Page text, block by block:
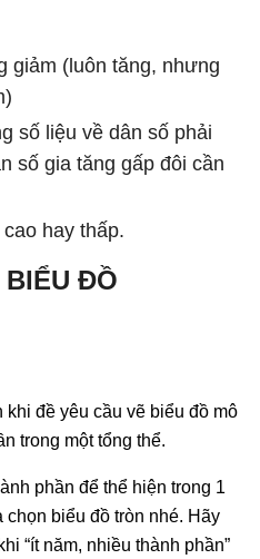
giảm (luôn tăng, nhưng
số liệu về dân số phải
số gia tăng gấp đôi cần
hay thấp.
BIỂU ĐỒ
đề yêu cầu vẽ biểu đồ mô
trong một tổng thể.
phần để thể hiện trong 1
chọn biểu đồ tròn nhé. Hãy
“ít năm, nhiều thành phần”